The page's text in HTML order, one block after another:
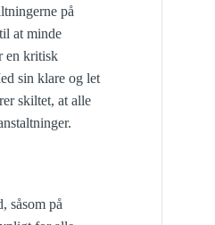
på
at minde
en kritisk
sin klare og let
skiltet, at alle
såsom på